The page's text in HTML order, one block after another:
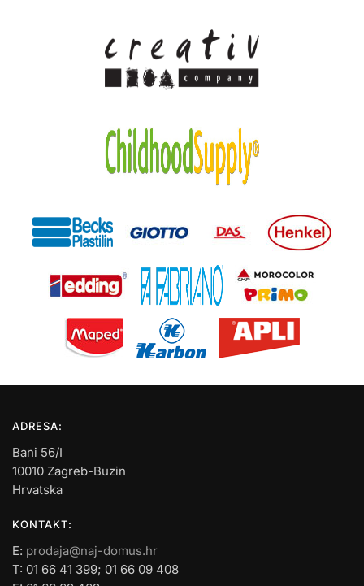
ADRESA:
Bani 56/I
10010 Zagreb-Buzin
Hrvatska
KONTAKT:
E: prodaja@naj-domus.hr
T: 01 66 41 399; 01 66 09 408